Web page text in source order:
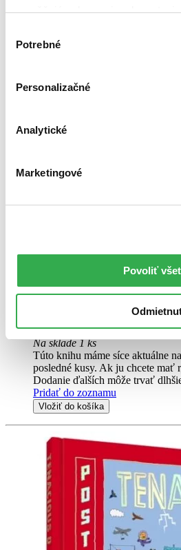
umožňujú zobrazenie relevantnej
keby sme mohli používať všetky
súhlasu
Potrebné
Personalizačné
Analytické
Marketingové
Povoliť
Třicet let se potuloval Amerikou,
patnáct let strávil ve vězení. Život
letech minulého století knihu Nemáte
brožovaná väzba
18,80 €
Na sklade 1 ks
Túto knihu máme síce aktuálne
posledné kusy. Ak ju chcete mať
Dodanie ďalších môže trvať
Pridať do zoznamu
Vložiť do košíka